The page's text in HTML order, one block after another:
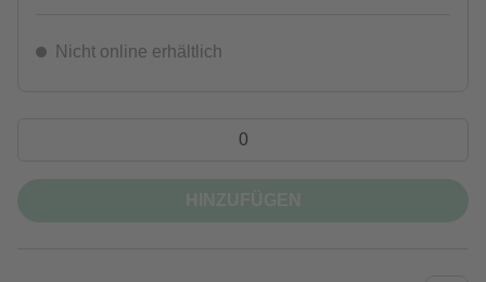
Nicht online erhältlich